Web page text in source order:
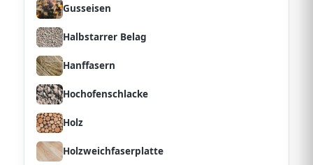
Gusseisen
Halbstarrer Belag
Hanffasern
Hochofenschlacke
Holz
Holzweichfaserplatte